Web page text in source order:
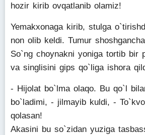
hozir kirib ovqatlanib olamiz!
Yemakxonaga kirib, stulga
non olib keldi. Tumur
So`ng choynakni yoniga tortib bir
va singlisini gips qo`liga ishora
- Hijolat bo`lma olaqo. Bu qo`l
bo`ladimi, - jilmayib kuldi, -
qolasan!
Akasini bu so`zidan yuziga